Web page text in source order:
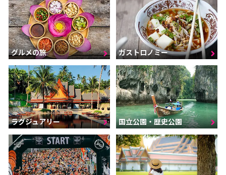
グルメの旅 ガストロノミー
ラグジュアリー 国立公園・歴史公園